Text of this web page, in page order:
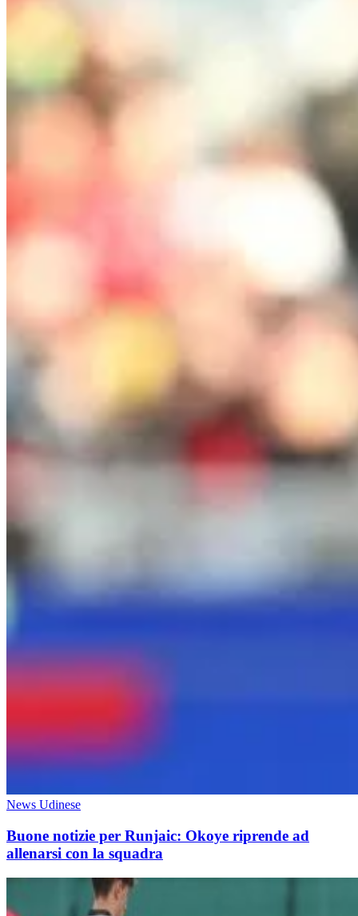
News Udinese
Buone notizie per Runjaic: Okoye riprende ad
allenarsi con la squadra